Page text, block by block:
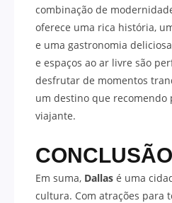
combinação de
oferece uma rica história,
e uma gastronomia
e espaços ao ar livre são
desfrutar de momentos
um destino que
viajante.
CONCLUSÃO
Em suma, Dallas é uma
cultura. Com atrações para